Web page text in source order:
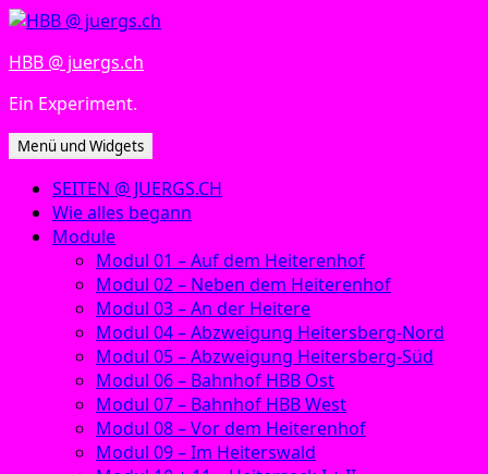
Zum
springen
HBB @ juergs.ch
Ein Experiment.
Menü und Widgets
SEITEN @ JUERGS.CH
Wie alles begann
Module
Modul 01 – Auf dem Heiterenhof
Modul 02 – Neben dem Heiterenhof
Modul 03 – An der Heitere
Modul 04 – Abzweigung Heitersberg-Nord
Modul 05 – Abzweigung Heitersberg-Süd
Modul 06 – Bahnhof HBB Ost
Modul 07 – Bahnhof HBB West
Modul 08 – Vor dem Heiterenhof
Modul 09 – Im Heiterswald